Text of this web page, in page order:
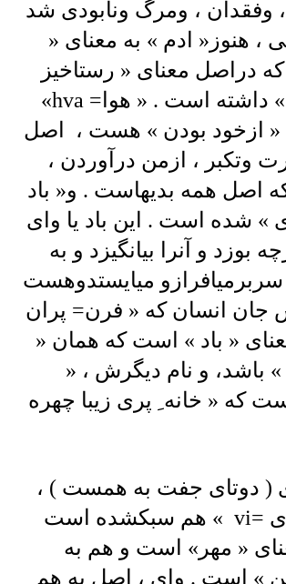
وفقدان ، ومرگ ونابودی شد
، هنوز« ادم » به معنای «
دراصل معنای « رستاخیز
وتکون یابی » داشته است . « هوا= hva»
« ازخود بودن » هست ، اصل
وتکبر ، ازمن درآوردن ،
اصل همه بدیهاست . و« باد
» شده است . این باد یا وای
بوزد و آنرا بیانگیزد و به
سربرمیافرازو میایستدوهست
جان انسان که « فرن= پران
« باد » است که همان «
باشد، و نام دیگرش ، «
که « خانه ِ پری زیبا چهره
( دوتای جفت به همست ) ،
به شکل « وی =vi » هم سبکشده است
« مهر» است و هم به
» است . وای ، اصل به هم